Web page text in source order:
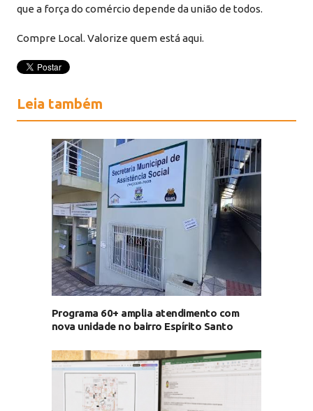
que a força do comércio depende da união de todos.
Compre Local. Valorize quem está aqui.
Leia também
Programa 60+ amplia atendimento com
nova unidade no bairro Espírito Santo